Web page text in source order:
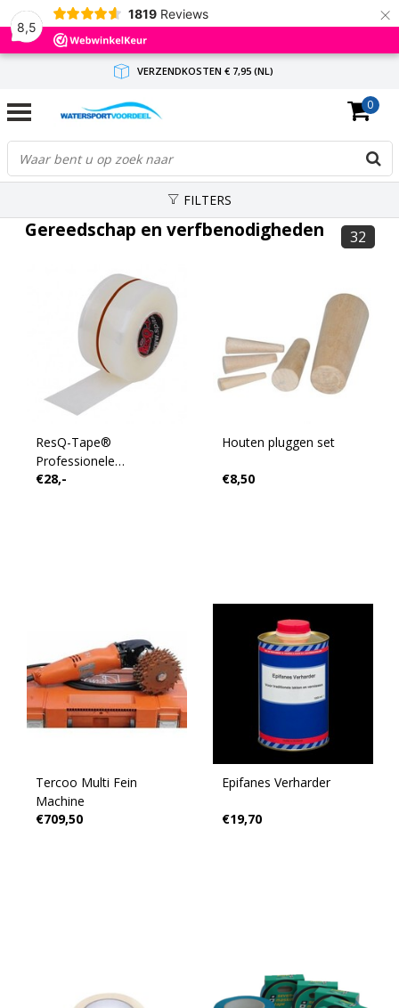
8,5
1819 Reviews ×
VERZENDKOSTEN € 7,95 (NL)
GRATIS VERZENDING(NL) VANAF € 65,-
BINNEN 1-3 WERKDAGEN ANTWOORD
0
FILTERS
Gereedschap en verfbenodigheden 32
ResQ-Tape®
Professionele
Reparatietape
€28,-
Houten pluggen set
€8,50
Tercoo Multi Fein
Machine
€709,50
Epifanes Verharder
€19,70